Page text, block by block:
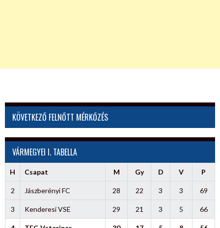
KÖVETKEZŐ FELNŐTT MÉRKŐZÉS
VÁRMEGYEI I. TABELLA
H Csapat M Gy D V P
2 Jászberényi FC 28 22 3 3 69
3 Kenderesi VSE 29 21 3 5 66